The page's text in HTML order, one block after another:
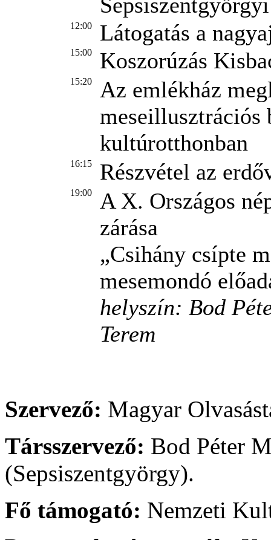
12:00 Látogatás a
15:00 Koszorúzás
15:20
Az emlékház
meseillusztrációs
kultúrotthonban
16:15 Részvétel az
19:00
A X. Országos
zárása
„Csihány csípte
mesemondó
helyszín: Bod
Terem
Szervező: Magyar
Társszervező: Bod Péter
(Sepsiszentgyörgy).
Fő támogató: Nemzeti